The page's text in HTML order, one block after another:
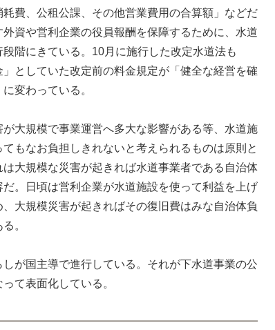
費、公租公課、その他営業費用の合算額」などだ
資や営利企業の役員報酬を保障するために、水道
階にきている。10月に施行した改定水道法も
」としていた改定前の料金規定が「健全な経営を確
変わっている。
大規模で事業運営へ多大な影響がある等、水道施
もなお負担しきれないと考えられるものは原則と
大規模な災害が起きれば水道事業者である自治体
。日頃は営利企業が水道施設を使って利益を上げ
大規模災害が起きればその復旧費はみな自治体負
。
が国主導で進行している。それが下水道事業の公
て表面化している。